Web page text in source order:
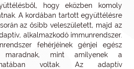
hogy eközben komoly
A kordában tartott együttélésre
az ősibb veleszületett, majd az
alkalmazkodó immunrendszer.
fehérjéinek génjei egész
maradnak, mint amilyenek a
voltak. Az adaptív